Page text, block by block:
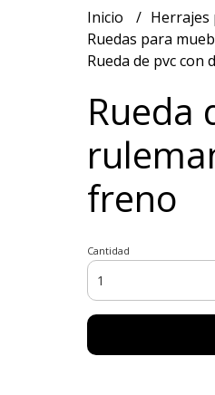
Inicio
Herrajes
Ruedas para
Rueda de pvc
Rueda
freno
Cantidad